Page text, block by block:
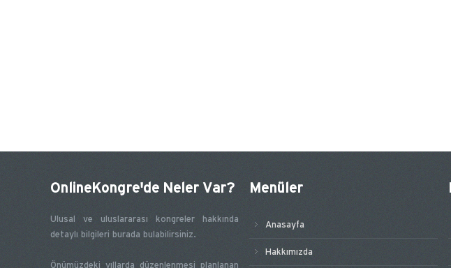
OnlineKongre'de Neler Var?
Ulusal ve uluslararası kongreler hakkında
detaylı bilgileri burada bulabilirsiniz.
Önümüzdeki yıllarda düzenlenmesi planlanan
Menüler
Anasayfa
Hakkımızda